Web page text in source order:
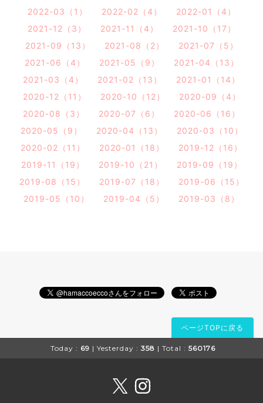
2022-03（1）
2022-02（4）
2022-01（4）
2021-12（3）
2021-11（4）
2021-10（17）
2021-09（13）
2021-08（2）
2021-07（5）
2021-06（4）
2021-05（9）
2021-04（13）
2021-03（4）
2021-02（13）
2021-01（14）
2020-12（11）
2020-10（12）
2020-09（4）
2020-08（3）
2020-07（6）
2020-06（16）
2020-05（9）
2020-04（13）
2020-03（10）
2020-02（11）
2020-01（18）
2019-12（16）
2019-11（19）
2019-10（21）
2019-09（19）
2019-08（15）
2019-07（18）
2019-06（15）
2019-05（10）
2019-04（5） 2019-03（8）
ページTOPに戻る
Today : 69 | Yesterday : 358 | Total : 560176